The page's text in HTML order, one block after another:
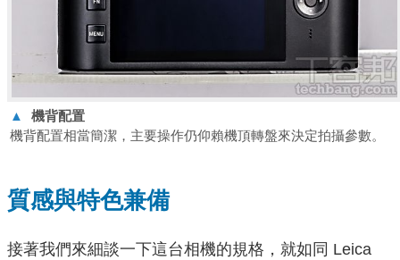
▲
機背配置
機背配置相當簡潔，主要操作仍仰賴機頂轉盤來決定拍攝參數。
質感與特色兼備
接著我們來細談一下這台相機的規格，就如同 Leica